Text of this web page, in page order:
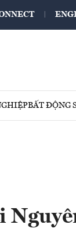
BẤT ĐỘNG